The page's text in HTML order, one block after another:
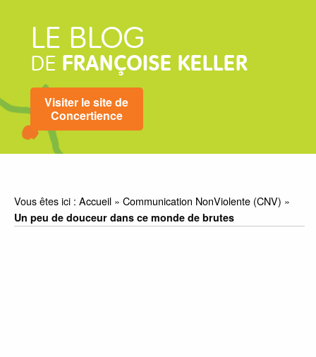
LE BLOG
DE FRANÇOISE KELLER
Visiter le site de
Concertience
Vous êtes ici :Accueil »Communication NonViolente (CNV) »
Un peu de douceur dans ce monde de brutes